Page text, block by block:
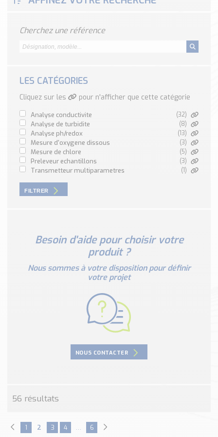
RED LION
IDEM SAFETY
Nos outils et simulateurs
Téléchargement (Logiciels, Documents,..)
Formulaire sonde température
Convertisseur de pression
Formulaire Débitmètre
Calculateur maintien en température
Calculateur Chauffage/Liquide/Gaz
Conseils et Actualités
Catalogue des essentiels pour les brasseries et micro-
Devis, Tarifs, Renseignements techniques
Cherchez une référence
LES CATÉGORIES
Cliquez sur les pour n'afficher que cette catégorie
analyse conductivite (32)
analyse de turbidite (8)
analyse ph/redox (13)
mesure d'oxygene dissous (3)
mesure de chlore (5)
preleveur echantillons (3)
transmetteur multiparametres (1)
FILTRER
Besoin d'aide pour choisir votre
produit ?
Nous sommes à votre disposition pour définir
votre projet
NOUS CONTACTER
56 résultats
1 2 3 4 … 6